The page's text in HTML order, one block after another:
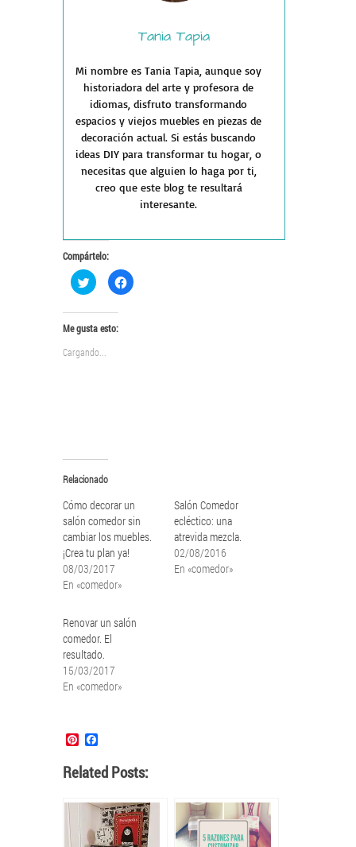
Tania Tapia
Mi nombre es Tania Tapia, aunque soy
historiadora del arte y profesora de
idiomas, disfruto transformando
espacios y viejos muebles en piezas de
decoración actual. Si estás buscando
ideas DIY para transformar tu hogar, o
necesitas que alguien lo haga por ti,
creo que este blog te resultará
interesante.
Compártelo:
Haz
clic
en
Twitter
(Se
abre
en
Haz
clic
Me gusta esto:
Cargando...
Relacionado
Cómo decorar un
salón comedor sin
cambiar los muebles.
¡Crea tu plan ya!
08/03/2017
En «comedor»
Salón Comedor
ecléctico: una
atrevida mezcla.
02/08/2016
En «comedor»
Renovar un salón
comedor. El
resultado.
15/03/2017
En «comedor»
Pinterest
Related Posts: